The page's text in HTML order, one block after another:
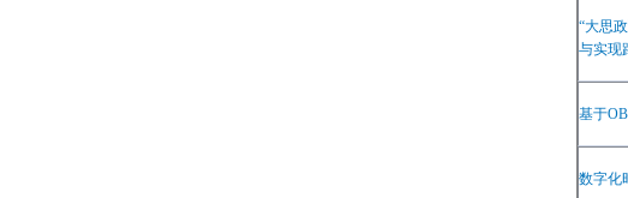
“大思
与实现
基于
数字化